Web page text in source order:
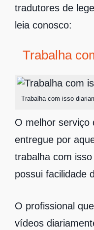
tradutores de
leia conosco:
Trabalha
Trabalha com isso
O melhor serviço
entregue por
trabalha com
possui facilidade
O profissional
vídeos